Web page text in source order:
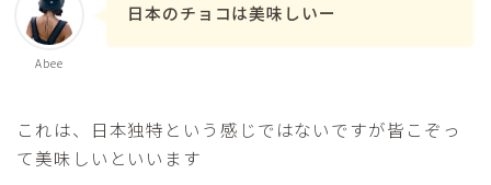
Abee
日本のチョコは美味しいー
これは、日本独特という感じではないですが皆こぞっ
て美味しいといいます